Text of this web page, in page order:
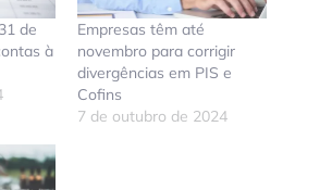
de
à
Empresas têm até
novembro para corrigir
divergências em PIS e
Cofins
7 de outubro de 2024